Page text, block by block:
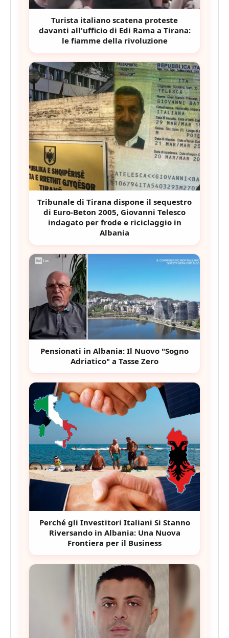
Turista italiano scatena proteste
davanti all'ufficio di Edi Rama a Tirana:
le fiamme della rivoluzione
Tribunale di Tirana dispone il sequestro
di Euro-Beton 2005, Giovanni Telesco
indagato per frode e riciclaggio in
Albania
Pensionati in Albania: Il Nuovo "Sogno
Adriatico" a Tasse Zero
Perché gli Investitori Italiani Si Stanno
Riversando in Albania: Una Nuova
Frontiera per il Business